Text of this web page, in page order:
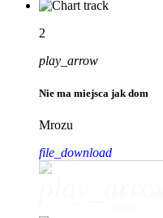
2
play_arrow
Nie ma miejsca jak dom
Mrozu
file_download